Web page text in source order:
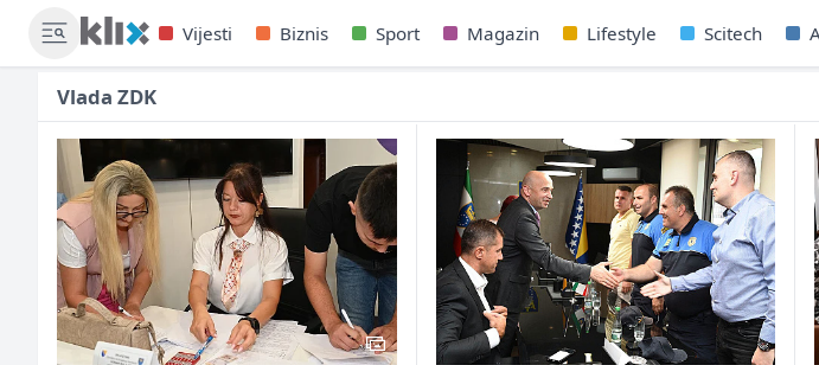
Vijesti Biznis Sport Magazin Lifestyle Scitech
Vlada ZDK